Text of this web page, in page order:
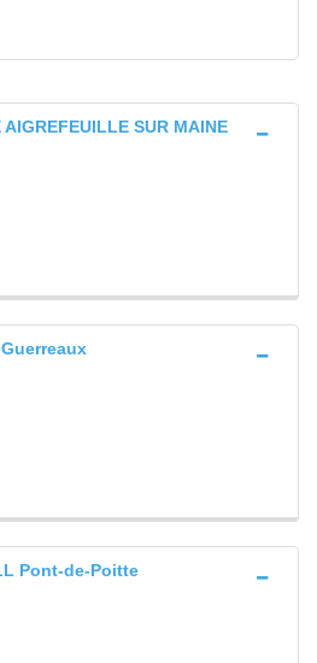
SUR MAINE
Pont-de-Poitte